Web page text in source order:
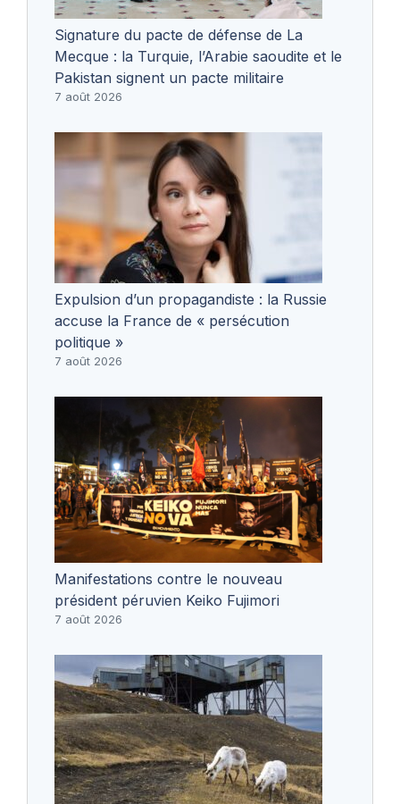
Signature du pacte de défense de La
Mecque : la Turquie, l’Arabie saoudite et le
Pakistan signent un pacte militaire
7 août 2026
Expulsion d’un propagandiste : la Russie
accuse la France de « persécution
politique »
7 août 2026
Manifestations contre le nouveau
président péruvien Keiko Fujimori
7 août 2026